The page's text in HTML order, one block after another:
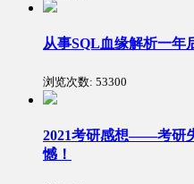
从事SQL血缘解析一年
浏览次数: 53300
2021考研感想——考研
憾！